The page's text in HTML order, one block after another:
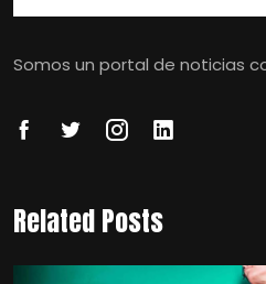
Somos un portal de noticias
Related Posts